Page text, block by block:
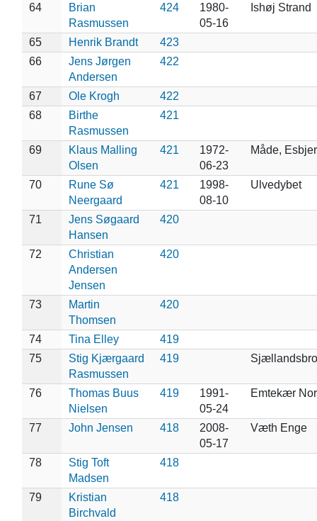
64
Brian
Rasmussen
424
1980-
05-16
Ishøj Strand
65 Henrik Brandt
423
66
Jens Jørgen
Andersen
422
67 Ole Krogh
422
68
Birthe
Rasmussen
421
69
Klaus Malling
Olsen
421
1972-
06-23
Måde,
70
Rune Sø
Neergaard
421
1998-
08-10
Ulvedybet
71
Jens Søgaard
Hansen
420
72
Christian
Andersen
Jensen
420
73
Martin
Thomsen
420
74 Tina Elley
419
75
Stig Kjærgaard
Rasmussen
419
76
Thomas Buus
Nielsen
419
1991-
05-24
Emtekær
77 John Jensen 418
2008-
05-17
Væth Enge
78
Stig Toft
Madsen
418
79
Kristian
Birchvald
418